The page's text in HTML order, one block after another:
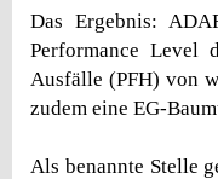
Das Ergebnis:
Performance Level
Ausfälle (PFH) von
zudem eine EG-
Als benannte Stelle